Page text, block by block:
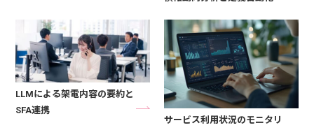
LLMによる架電内容の要約と
SFA連携
サービス利用状況のモニタリ